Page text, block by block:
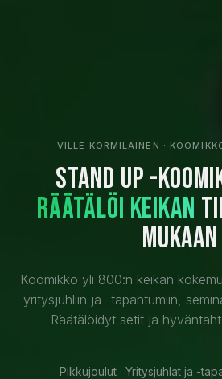
VILLE KORMILAINEN ·
Stand up -
räätälöi keikan
mukaan
Koomikko yli 800:n keikan
yritysjuhliin ja -tapahtumiin,
Räätälöidyt setit ja
Pikkujoulut · Yritysjuhlat ja -